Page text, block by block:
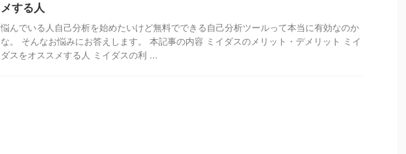
メする人
悩んでいる人自己分析を始めたいけど無料でできる自己分析ツールって本当に有効なのか
な。 そんなお悩みにお答えします。 本記事の内容 ミイダスのメリット・デメリット ミイ
ダスをオススメする人 ミイダスの利 ...